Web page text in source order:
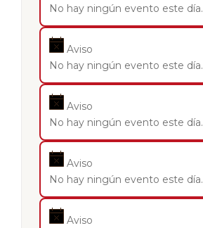
No hay ningún evento este día.
Aviso
No hay ningún evento este día.
Aviso
No hay ningún evento este día.
Aviso
No hay ningún evento este día.
Aviso